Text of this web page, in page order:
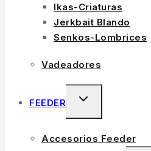
Ikas-Criaturas
Jerkbait Blando
Senkos-Lombrices
Vadeadores
FEEDER
Accesorios Feeder